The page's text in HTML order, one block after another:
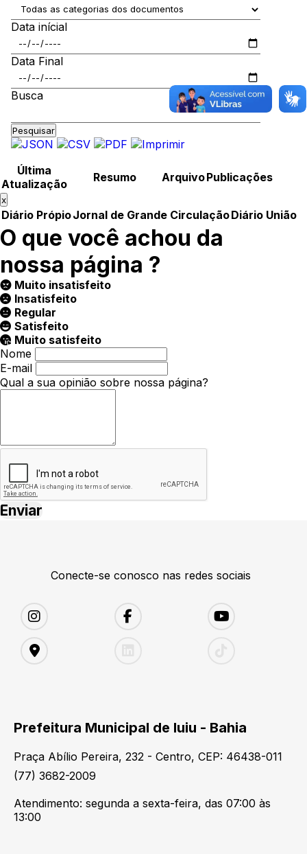
Data inícial
Data Final
Busca
Pesquisar
Última
Atualização
Resumo ArquivoPublicações
x
Diário PrópioJornal de Grande CirculaçãoDiário União
O que você achou da
nossa página ?
Muito insatisfeito
Insatisfeito
Regular
Satisfeito
Muito satisfeito
Nome
E-mail
Qual a sua opinião sobre nossa página?
Conecte-se conosco nas redes sociais
Prefeitura Municipal de Iuiu - Bahia
Praça Abílio Pereira, 232 - Centro, CEP: 46438-011
(77) 3682-2009
Atendimento: segunda a sexta-feira, das 07:00 às
13:00